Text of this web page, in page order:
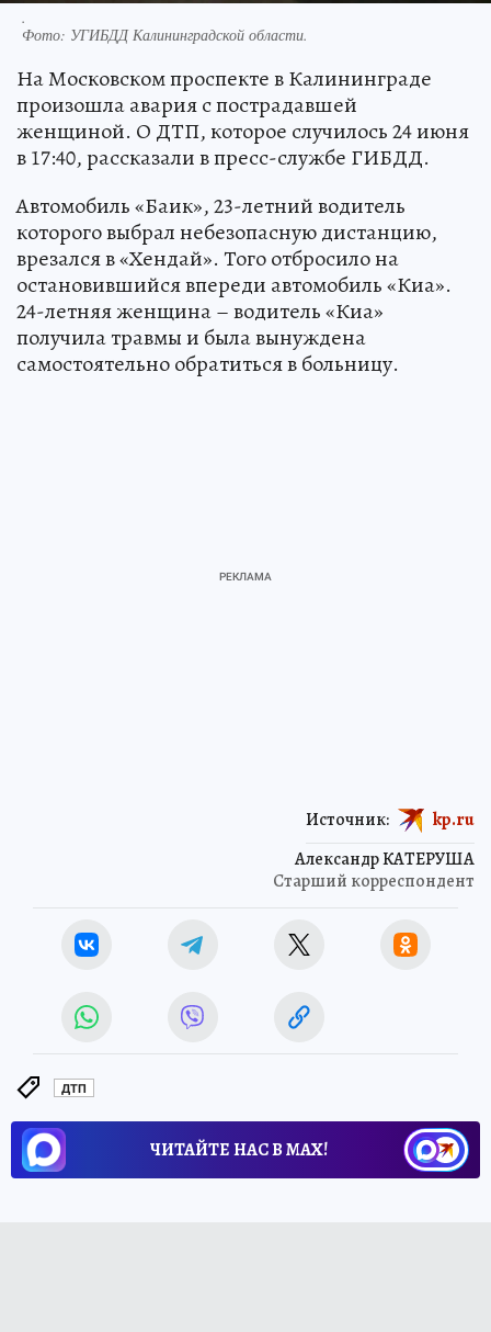
.
Фото: УГИБДД Калининградской области.
На Московском проспекте в Калининграде
произошла авария с пострадавшей
женщиной. О ДТП, которое случилось 24 июня
в 17:40, рассказали в пресс-службе ГИБДД.
Автомобиль «Баик», 23-летний водитель
которого выбрал небезопасную дистанцию,
врезался в «Хендай». Того отбросило на
остановившийся впереди автомобиль «Киа».
24-летняя женщина – водитель «Киа»
получила травмы и была вынуждена
самостоятельно обратиться в больницу.
Александр КАТЕРУША
Старший корреспондент
Источник: kp.ru
ДТП
ЧИТАЙТЕ НАС В МАХ!